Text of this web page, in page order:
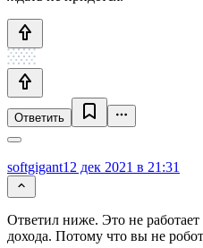
Ответить
softgigant12 дек 2021 в 21:31
Ответил ниже. Это не
дохода. Потому что вы не